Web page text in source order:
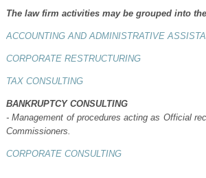
The law firm activities may be grouped into
ACCOUNTING AND ADMINISTRATIVE
CORPORATE RESTRUCTURING
TAX CONSULTING
BANKRUPTCY CONSULTING
- Management of procedures acting as Official
Commissioners.
CORPORATE CONSULTING